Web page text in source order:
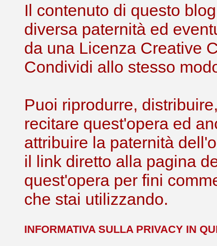
Il contenuto di questo
diversa paternità ed
da una Licenza Creative
Condividi allo stesso
Puoi riprodurre,
recitare quest'opera ed
attribuire la paternità
il link diretto alla pagina
quest'opera per fini
che stai utilizzando.
INFORMATIVA SULLA PRIVACY IN